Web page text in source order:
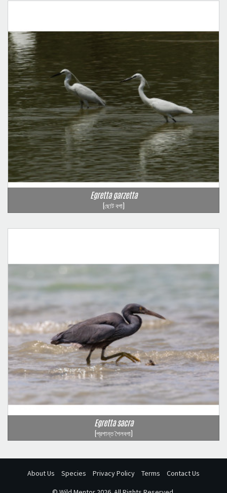
Egretta garzetta
(ছোট বগা)
Egretta sacra
(প্রশান্ত শৈলবগা)
About Us Species Privacy Policy Terms Contact Us